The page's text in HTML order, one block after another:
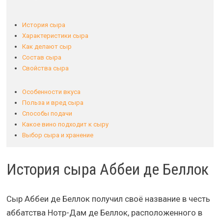
История сыра
Характеристики сыра
Как делают сыр
Состав сыра
Свойства сыра
Особенности вкуса
Польза и вред сыра
Способы подачи
Какое вино подходит к сыру
Выбор сыра и хранение
История сыра Аббеи де Беллок
Сыр Аббеи де Беллок получил своё название в честь
аббатства Нотр-Дам де Беллок, расположенного в